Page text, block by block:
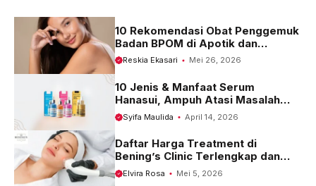
p
m
10 Rekomendasi Obat Penggemuk
Badan BPOM di Apotik dan
Harganya
Reskia Ekasari Mei 26, 2026
10 Jenis & Manfaat Serum
Hanasui, Ampuh Atasi Masalah
Kulit
Syifa Maulida April 14, 2026
Daftar Harga Treatment di
Bening’s Clinic Terlengkap dan
Terbaru 2023
Elvira Rosa Mei 5, 2026